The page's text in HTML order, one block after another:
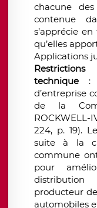
chacune
contenue
s’apprécie
qu’elles
Applications
Restrictions
technique :
d’entreprise
de la
ROCKWELL-
224, p. 19).
suite à la
commune
pour
producteur
automobiles